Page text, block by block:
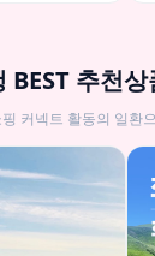
BEST 추천상
커넥트 활동의 일환